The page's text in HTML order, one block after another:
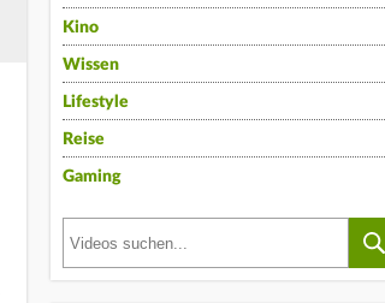
Kino
Wissen
Lifestyle
Reise
Gaming